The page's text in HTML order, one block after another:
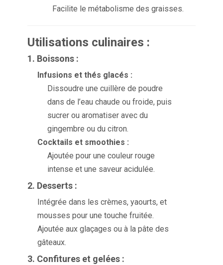
Facilite le métabolisme des graisses.
Utilisations culinaires :
1. Boissons :
Infusions et thés glacés :
Dissoudre une cuillère de poudre
dans de l’eau chaude ou froide, puis
sucrer ou aromatiser avec du
gingembre ou du citron.
Cocktails et smoothies :
Ajoutée pour une couleur rouge
intense et une saveur acidulée.
2. Desserts :
Intégrée dans les crèmes, yaourts, et
mousses pour une touche fruitée.
Ajoutée aux glaçages ou à la pâte des
gâteaux.
3. Confitures et gelées :